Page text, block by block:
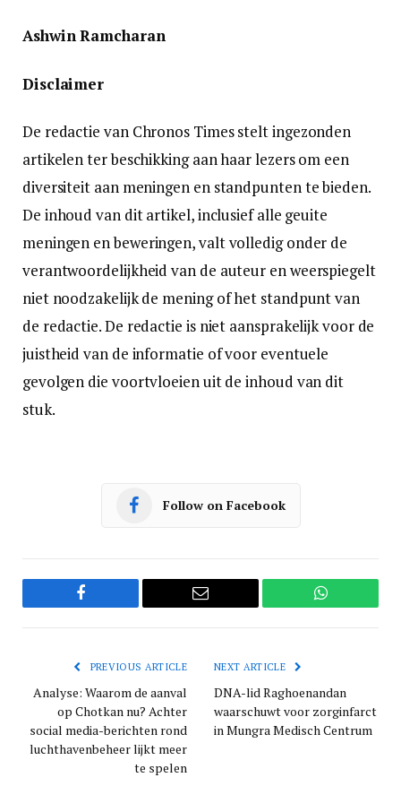
Ashwin Ramcharan
Disclaimer
De redactie van Chronos Times stelt ingezonden
artikelen ter beschikking aan haar lezers om een
diversiteit aan meningen en standpunten te bieden.
De inhoud van dit artikel, inclusief alle geuite
meningen en beweringen, valt volledig onder de
verantwoordelijkheid van de auteur en weerspiegelt
niet noodzakelijk de mening of het standpunt van
de redactie. De redactie is niet aansprakelijk voor de
juistheid van de informatie of voor eventuele
gevolgen die voortvloeien uit de inhoud van dit
stuk.
Follow on Facebook
Facebook Email WhatsApp
PREVIOUS ARTICLE
Analyse: Waarom de aanval
op Chotkan nu? Achter
social media-berichten rond
luchthavenbeheer lijkt meer
te spelen
NEXT ARTICLE
DNA-lid Raghoenandan
waarschuwt voor zorginfarct
in Mungra Medisch Centrum